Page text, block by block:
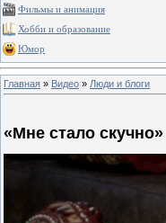
Фильмы и анимация
Хобби и образование
Юмор
Главная » Видео » Люди и блоги
«Мне стало скучно»